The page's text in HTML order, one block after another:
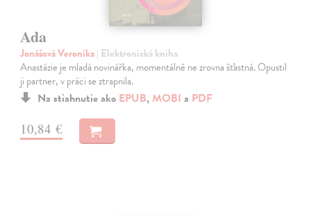
Ada
Jonášová Veronika| Elektronická kniha
Anastázie je mladá novinářka, momentálně ne zrovna šťastná. Opustil
ji partner, v práci se ztrapnila.
Na stiahnutie ako EPUB, MOBI a PDF
10,84 €